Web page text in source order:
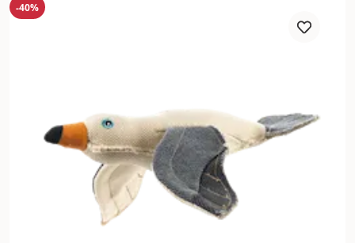
-40%